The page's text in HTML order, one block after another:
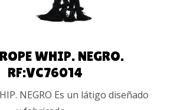
WHIP. NEGRO.
RF:VC76014
NEGRO Es un látigo diseñado